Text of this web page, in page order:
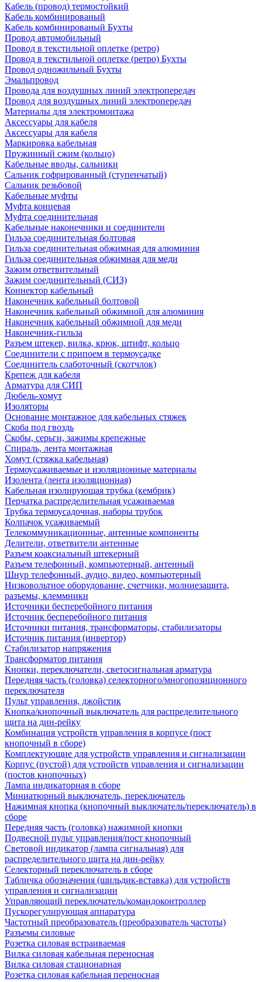
Кабель (провод) термостойкий
Кабель комбинированый
Кабель комбинированый Бухты
Провод автомобильный
Провод в текстильной оплетке (ретро)
Провод в текстильной оплетке (ретро) Бухты
Провод одножильный Бухты
Эмальпровод
Провода для воздушных линий электропередач
Провод для воздушных линий электропередач
Материалы для электромонтажа
Аксессуары для кабеля
Аксессуары для кабеля
Маркировка кабельная
Пружинный сжим (кольцо)
Кабельные вводы, сальники
Сальник гофрированный (ступенчатый)
Сальник резьбовой
Кабельные муфты
Муфта концевая
Муфта соединительная
Кабельные наконечники и соединители
Гильза соединительная болтовая
Гильза соединительная обжимная для алюминия
Гильза соединительная обжимная для меди
Зажим ответвительный
Зажим соединительный (СИЗ)
Коннектор кабельный
Наконечник кабельный болтовой
Наконечник кабельный обжимной для алюминия
Наконечник кабельный обжимной для меди
Наконечник-гильза
Разъем штекер, вилка, крюк, штифт, кольцо
Соединители с припоем в термоусадке
Соединитель слаботочный (скотчлок)
Крепеж для кабеля
Арматура для СИП
Дюбель-хомут
Изоляторы
Основание монтажное для кабельных стяжек
Скоба под гвоздь
Скобы, серьги, зажимы крепежные
Спираль, лента монтажная
Хомут (стяжка кабельная)
Термоусаживаемые и изоляционные материалы
Изолента (лента изоляционная)
Кабельная изолирующая трубка (кембрик)
Перчатка распределительная усаживаемая
Трубка термоусадочная, наборы трубок
Колпачок усаживаемый
Телекоммуникационные, антенные компоненты
Делители, ответвители антенные
Разъем коаксиальный штекерный
Разъем телефонный, компьютерный, антенный
Шнур телефонный, аудио, видео, компьютерный
Низковольтное оборудование, счетчики, молниезащита,
разъемы, клеммники
Источники бесперебойного питания
Источник бесперебойного питания
Источники питания, трансформаторы, стабилизаторы
Источник питания (инвертор)
Стабилизатор напряжения
Трансформатор питания
Кнопки, переключатели, светосигнальная арматура
Передняя часть (головка) селекторного/многопозиционного
переключателя
Пульт управления, джойстик
Кнопка/кнопочный выключатель для распределительного
щита на дин-рейку
Комбинация устройств управления в корпусе (пост
кнопочный в сборе)
Комплектующие для устройств управления и сигнализации
Корпус (пустой) для устройств управления и сигнализации
(постов кнопочных)
Лампа индикаторная в сборе
Миниатюрный выключатель, переключатель
Нажимная кнопка (кнопочный выключатель/переключатель) в
сборе
Передняя часть (головка) нажимной кнопки
Подвесной пульт управления/пост кнопочный
Световой индикатор (лампа сигнальная) для
распределительного щита на дин-рейку
Селекторный переключатель в сборе
Табличка обозначения (шильдик-вставка) для устройств
управления и сигнализации
Управляющий переключатель/командоконтроллер
Пускорегулирующая аппаратура
Частотный преобразователь (преобразователь частоты)
Разъемы силовые
Розетка силовая встраиваемая
Вилка силовая кабельная переносная
Вилка силовая стационарная
Розетка силовая кабельная переносная